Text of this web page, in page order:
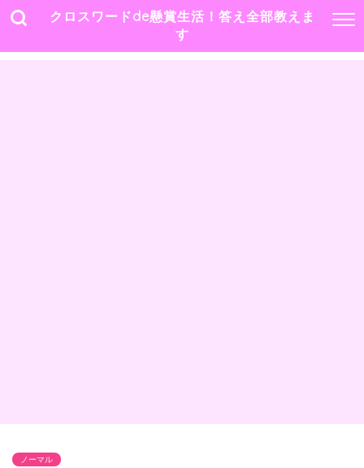
クロスワードde懸賞生活！答え全部教えま
す
ノーマル